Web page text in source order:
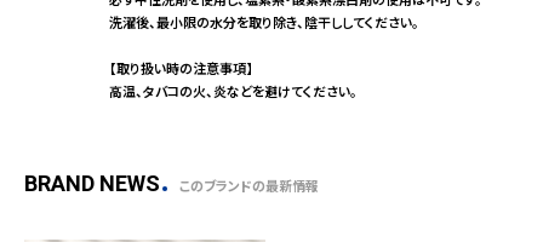
洗濯後、最小限の水分を取り除き、陰干ししてください。
【取り扱い時の注意事項】
高温、タバコの火、炎などを避けてください。
BRAND NEWS このブランドの最新情報